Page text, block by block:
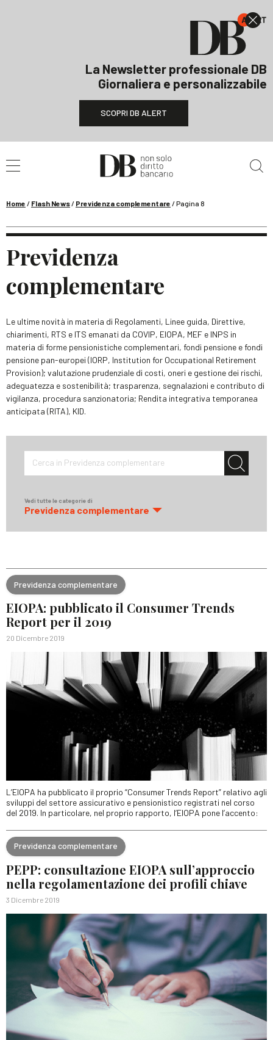
La Newsletter professionale DB
Giornaliera e personalizzabile
SCOPRI DB ALERT
Home / Flash News/ Previdenza complementare /Pagina 8
Previdenza
complementare
Le ultime novità in materia di Regolamenti, Linee guida, Direttive,
chiarimenti, RTS e ITS emanati da COVIP, EIOPA, MEF e INPS in
materia di forme pensionistiche complementari, fondi pensione e fondi
pensione pan-europei (IORP, Institution for Occupational Retirement
Provision); valutazione prudenziale di costi, oneri e gestione dei rischi,
adeguatezza e sostenibilità; trasparenza, segnalazioni e contributo di
vigilanza, procedura sanzionatoria; Rendita integrativa temporanea
anticipata (RITA), KID.
Cerca in Previdenza complementare
Vedi tutte le categorie di
Previdenza complementare
Previdenza complementare
EIOPA: pubblicato il Consumer Trends
Report per il 2019
20 Dicembre 2019
L’EIOPA ha pubblicato il proprio “Consumer Trends Report” relativo agli
sviluppi del settore assicurativo e pensionistico registrati nel corso
del 2019. In particolare, nel proprio rapporto, l’EIOPA pone l’accento:
Previdenza complementare
PEPP: consultazione EIOPA sull’approccio
nella regolamentazione dei profili chiave
3 Dicembre 2019